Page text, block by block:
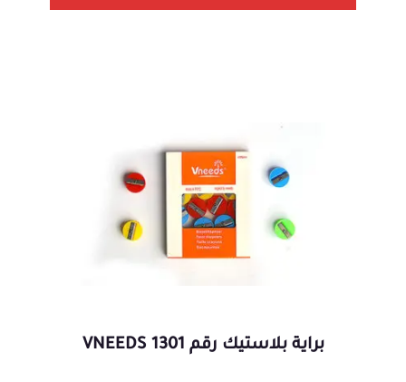
براية بلاستيك رقم 1301 VNEEDS